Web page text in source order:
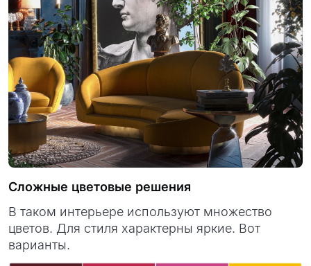
Сложные цветовые решения
В таком интерьере используют множество
цветов. Для стиля характерны яркие. Вот
варианты.